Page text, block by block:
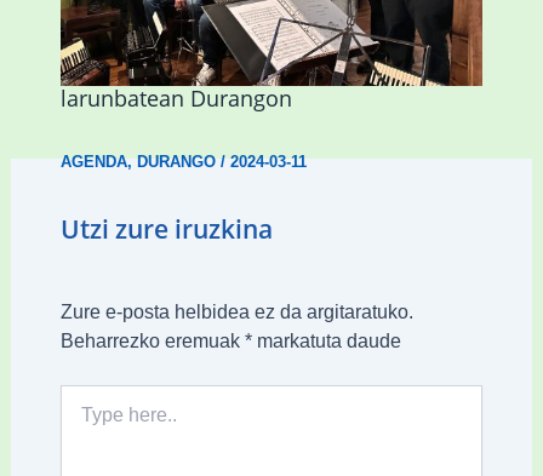
Herri Maite akordeoi taldeak S. Patrick
Irlandako patroia ospatuko du
larunbatean Durangon
AGENDA,DURANGO/2024-03-11
Utzi zure iruzkina
Zure e-posta helbidea ez da argitaratuko.
Beharrezko eremuak *markatuta daude
here..